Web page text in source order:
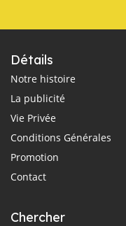
Détails
Notre histoire
La publicité
Vie Privée
Conditions Générales
Promotion
Contact
Chercher